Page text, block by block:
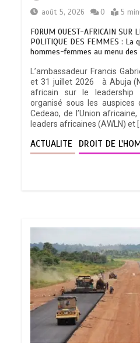
août 5, 2026
0 5
FORUM OUEST-AFRICAIN SUR
POLITIQUE DES FEMMES :
hommes-femmes au menu des
L’ambassadeur Francis
et 31 juillet 2026 à Abuja
africain sur le leadership
organisé sous les
Cedeao, de l’Union
leaders africaines (AWLN) et
ACTUALITE DROIT DE